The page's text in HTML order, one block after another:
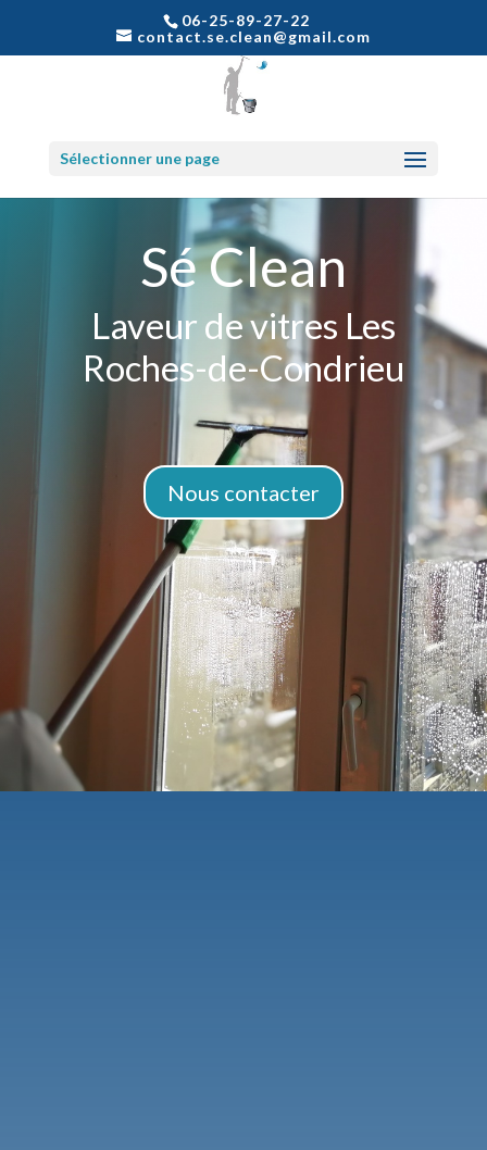
06-25-89-27-22
contact.se.clean@gmail.com
Sélectionner une page
Sé Clean
Laveur de vitres Les
Roches-de-Condrieu
Nous contacter